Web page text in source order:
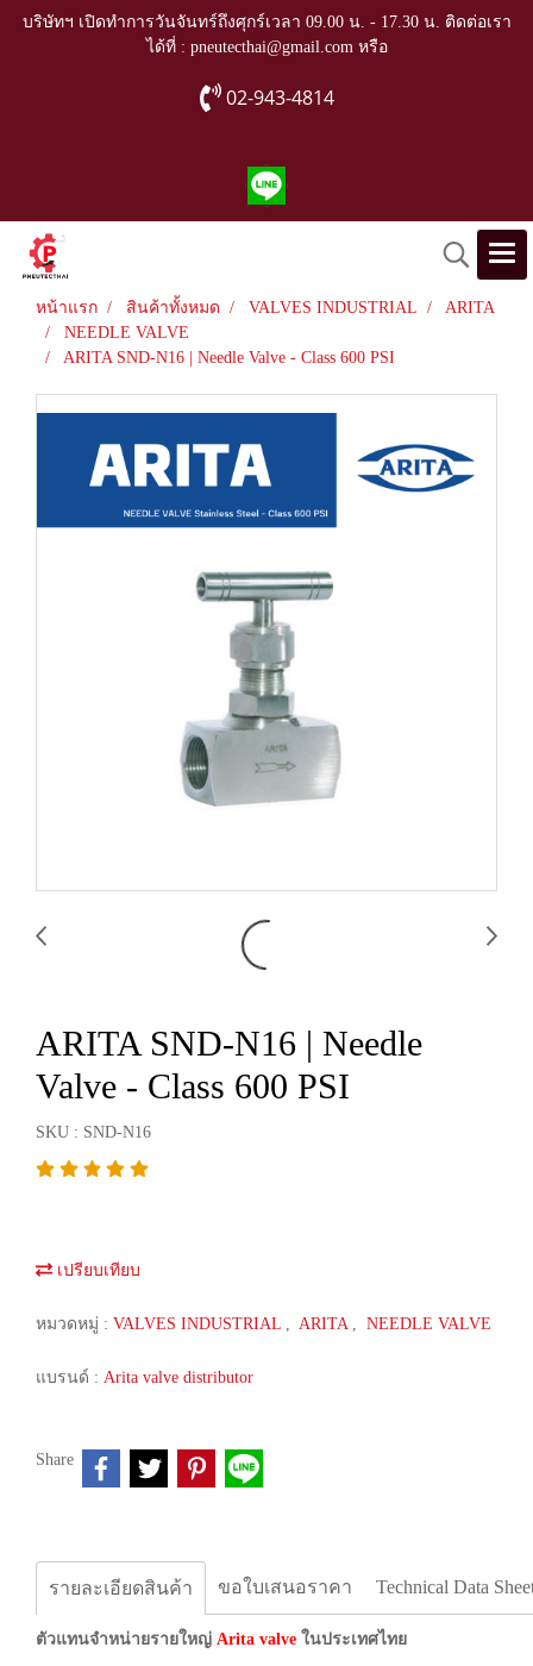
บริษัทฯ เปิดทำการวันจันทร์ถึงศุกร์เวลา 09.00 น. - 17.30 น. ติดต่อเรา
ได้ที่ : pneutecthai@gmail.com หรือ
02-943-4814
หน้าแรก สินค้าทั้งหมด VALVES INDUSTRIAL
ARITA
NEEDLE VALVE
ARITA SND-N16 | Needle Valve - Class 600 PSI
ARITA SND-N16 | Needle
Valve - Class 600 PSI
SKU : SND-N16
เปรียบเทียบ
หมวดหมู่ : VALVES INDUSTRIAL , ARITA , NEEDLE VALVE
แบรนด์ : Arita valve distributor
Share
รายละเอียดสินค้า ขอใบเสนอราคา Technical Data
ตัวแทนจำหน่ายรายใหญ่ Arita valve ในประเทศไทย